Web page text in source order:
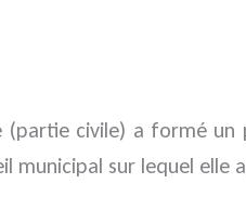
(partie civile) a formé
municipal sur lequel elle